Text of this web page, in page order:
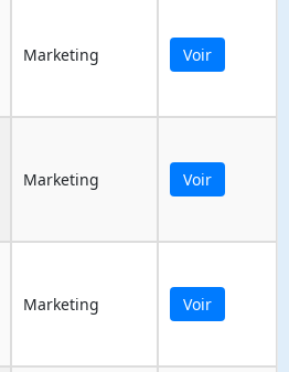
Marketing Voir
Marketing Voir
Marketing Voir